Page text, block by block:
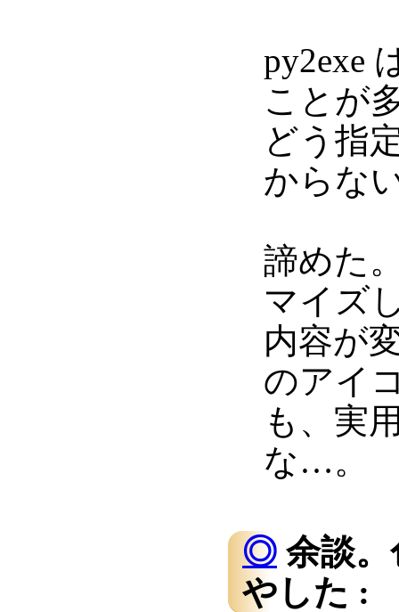
py2exe
ことが
どう指
からな
諦めた
マイズ
内容が
のアイ
も、実
な…。
◎ 余談
やした :